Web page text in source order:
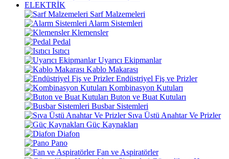
ELEKTRİK
Sarf Malzemeleri
Alarm Sistemleri
Klemensler
Pedal
Isıtıcı
Uyarıcı Ekipmanlar
Kablo Makarası
Endüstriyel Fiş ve Prizler
Kombinasyon Kutuları
Buton ve Buat Kutuları
Busbar Sistemleri
Sıva Üstü Anahtar Ve Prizler
Güç Kaynakları
Diafon
Pano
Fan ve Aspiratörler